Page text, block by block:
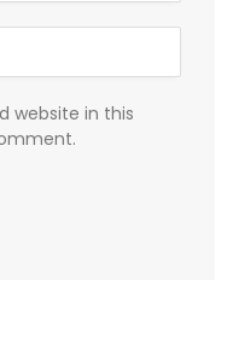
website in this